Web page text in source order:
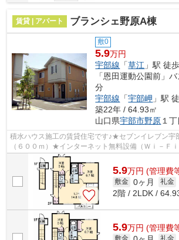
賃貸 | アパート ブランシェ野原A棟
敷0
5.9万円
宇部線 「草江 」駅 徒
「恩田運動公園前」
分
宇部線 「宇部岬 」駅
築22年 / 64.93㎡
山口県宇部市野原 １
積水ハウス施工の賃貸住宅です♪★セブンイレブン宇
（６００ｍ）★インターネット無料設備（Ｗｉ－Ｆ
予定★敷地内ゴミＢＯＸ有★エアコン★テ...
5.9万円 (管理費
敷金 0ヶ月 礼金
2階 / 2LDK /
5.9万円 (管理費
敷金 礼金